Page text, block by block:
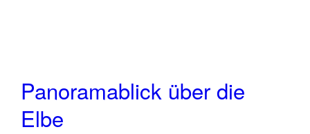
Panoramablick über die
Elbe